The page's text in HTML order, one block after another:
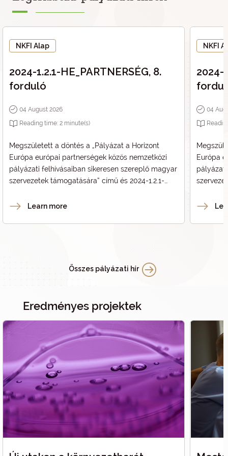
NKFI Alap
2024-1.2.1-HE_PARTNERSÉG, 8.
forduló
04 August 2026
Reading time: 2 minute(s)
Megszületett a döntés a „Pályázat a Horizont
Európa európai partnerségek közös nemzetközi
pályázati felhívásaiban sikeresen szereplő magyar
szervezetek támogatására” című és 2024-1.2.1-
vonatkozásában.
Learn more
NKFI
2024-
04
Európa
Összes pályázati hír
Eredményes projektek